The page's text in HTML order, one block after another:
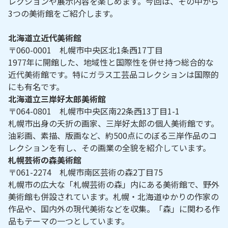
3つの美術館をご紹介します。
北海道立近代美術館
〒060-0001 札幌市中央区北1条西17丁目
1977年に開館した、地域性と国際性を併せ持つ総合的な
近代美術館です。特にガラス工芸品コレクションは国際的
にも有名です。
北海道立三岸好太郎美術館
〒064-0801 札幌市中央区南22条西13丁目1-1
札幌市出身の夭折の画家、三岸好太郎の個人美術館です。
油彩画、素描、版画など、約500点にのぼる三岸作品のコ
レクションを有し、その画業の全貌を紹介しています。
札幌芸術の森美術館
〒061-2274 札幌市南区芸術の森2丁目75
札幌市の広大な「札幌芸術の森」内にある美術館で、野外
美術館も併設されています。札幌・北海道ゆかりの作家の
作品や、国内外の現代美術などを収集。「森」に関わる作
品もテーマの一つとしています。